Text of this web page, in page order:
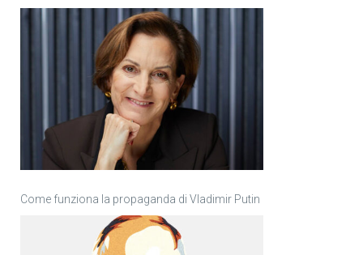
Come funziona la propaganda di Vladimir Putin